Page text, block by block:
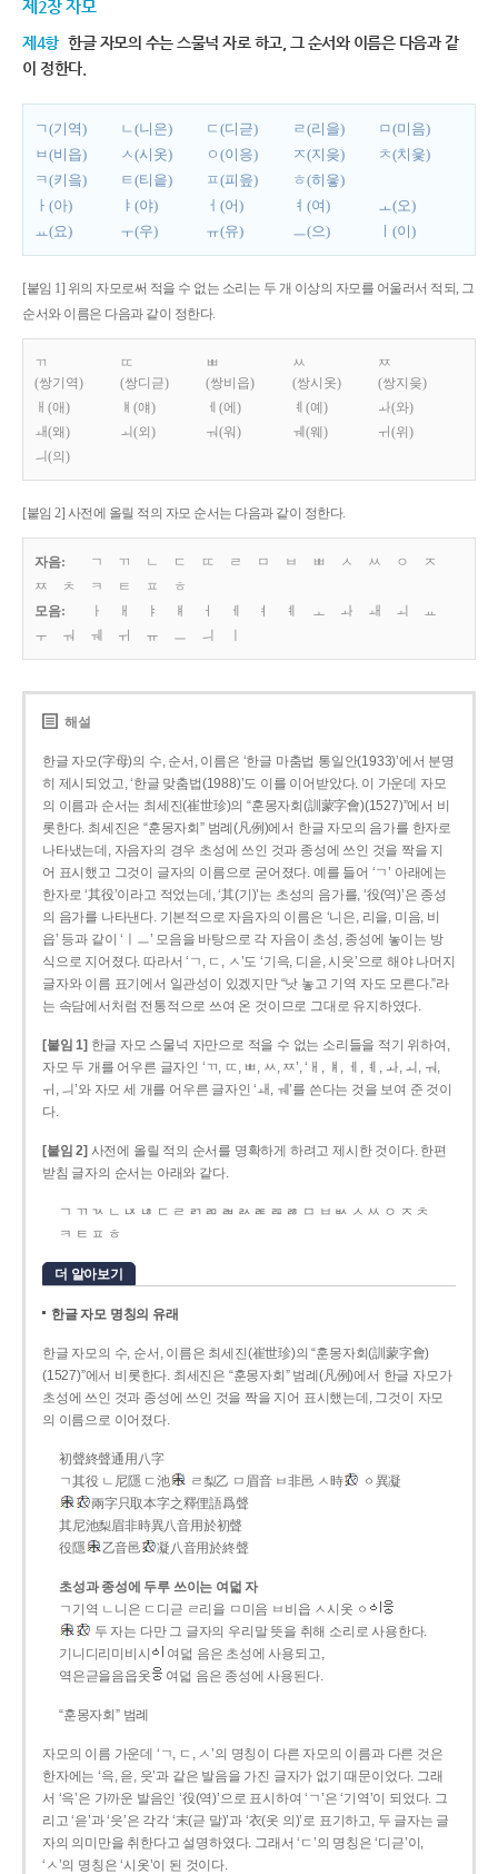
제2장 자모
제4항 한글 자모의 수는 스물넉 자로 하고, 그 순서와 이름은 다음과 같
이 정한다.
ㄱ(기역) ㄴ(니은) ㄷ(디귿) ㄹ(리을)
ㅁ(미음)
ㅂ(비읍)
ㅅ(시옷) ㅇ(이응) ㅈ(지읒)
ㅊ(치읓)
ㅋ(키읔)
ㅌ(티읕) ㅍ(피읖)
ㅎ(히읗)
ㅏ(아)
ㅑ(야) ㅓ(어) ㅕ(여)
ㅗ(오)
ㅛ(요)
ㅜ(우) ㅠ(유) ㅡ(으) ㅣ(이)
[붙임 1] 위의 자모로써 적을 수 없는 소리는 두 개 이상의 자모를 어울러서 적되, 그
순서와 이름은 다음과 같이 정한다.
ㄲ
(쌍기역)
ㄸ
(쌍디귿)
ㅃ
(쌍비읍)
ㅆ
(쌍시옷)
ㅉ
(쌍지읒)
ㅐ(애)
ㅒ(얘) ㅔ(에) ㅖ(예)
ㅘ(와)
ㅙ(왜)
ㅚ(외) ㅝ(워) ㅞ(웨)
ㅟ(위)
ㅢ(의)
[붙임 2] 사전에 올릴 적의 자모 순서는 다음과 같이 정한다.
자음: ㄱ ㄲ ㄴ ㄷ ㄸ ㄹ ㅁ ㅂ ㅃ ㅅ ㅆ ㅇ
ㅈ
ㅉ
ㅊ ㅋ ㅌ ㅍ
ㅎ
모음:
ㅏ ㅐ ㅑ ㅒ ㅓ ㅔ ㅕ ㅖ ㅗ ㅘ ㅙ ㅚ
ㅛ
ㅜ
ㅝ ㅞ ㅟ ㅠ ㅡ ㅢ
해설
한글 자모(字母)의 수, 순서, 이름은 ‘한글 마춤법 통일안(1933)’에서 분명
히 제시되었고, ‘한글 맞춤법(1988)’도 이를 이어받았다. 이 가운데 자모
의 이름과 순서는 최세진(崔世珍)의 “훈몽자회(訓蒙字會)(1527)”에서 비
롯한다. 최세진은 “훈몽자회” 범례(凡例)에서 한글 자모의 음가를 한자로
나타냈는데, 자음자의 경우 초성에 쓰인 것과 종성에 쓰인 것을 짝을 지
어 표시했고 그것이 글자의 이름으로 굳어졌다. 예를 들어 ‘ㄱ’ 아래에는
한자로 ‘其役’이라고 적었는데, ‘其(기)’는 초성의 음가를, ‘役(역)’은 종성
의 음가를 나타낸다. 기본적으로 자음자의 이름은 ‘니은, 리을, 미음, 비
읍’ 등과 같이 ‘ㅣㅡ’ 모음을 바탕으로 각 자음이 초성, 종성에 놓이는 방
식으로 지어졌다. 따라서 ‘ㄱ, ㄷ, ㅅ’도 ‘기윽, 디읃, 시읏’으로 해야 나머지
글자와 이름 표기에서 일관성이 있겠지만 “낫 놓고 기역 자도 모른다.”라
는 속담에서처럼 전통적으로 쓰여 온 것이므로 그대로 유지하였다.
[붙임 1] 한글 자모 스물넉 자만으로 적을 수 없는 소리들을 적기 위하여,
자모 두 개를 어우른 글자인 ‘ㄲ, ㄸ, ㅃ, ㅆ, ㅉ’, ‘ㅐ, ㅒ, ㅔ, ㅖ, ㅘ, ㅚ, ㅝ,
ㅟ, ㅢ’와 자모 세 개를 어우른 글자인 ‘ㅙ, ㅞ’를 쓴다는 것을 보여 준 것이
다.
[붙임 2] 사전에 올릴 적의 순서를 명확하게 하려고 제시한 것이다. 한편
받침 글자의 순서는 아래와 같다.
ㄱ ㄲ ㄳ ㄴ ㄵ ㄶ ㄷ ㄹ ㄺ ㄻ ㄼ ㄽ ㄾ ㄿ ㅀ ㅁ ㅂ ㅄ ㅅ ㅆ ㅇ ㅈ ㅊ
ㅋ ㅌ ㅍ ㅎ
더 알아보기
한글 자모 명칭의 유래
한글 자모의 수, 순서, 이름은 최세진(崔世珍)의 “훈몽자회(訓蒙字會)
(1527)”에서 비롯한다. 최세진은 “훈몽자회” 범례(凡例)에서 한글 자모가
초성에 쓰인 것과 종성에 쓰인 것을 짝을 지어 표시했는데, 그것이 자모
의 이름으로 이어졌다.
初聲終聲通用八字
ㄱ其役 ㄴ尼隱 ㄷ池
ㄹ梨乙 ㅁ眉音 ㅂ非邑 ㅅ時
ㆁ異凝
兩字只取本字之釋俚語爲聲
其尼池梨眉非時異八音用於初聲
役隱
乙音邑 凝八音用於終聲
초성과 종성에 두루 쓰이는 여덟 자
ㄱ기역 ㄴ니은 ㄷ디귿 ㄹ리을 ㅁ미음 ㅂ비읍 ㅅ시옷 ㆁ
두 자는 다만 그 글자의 우리말 뜻을 취해 소리로 사용한다.
기니디리미비시
여덟 음은 초성에 사용되고,
역은귿을음읍옷
여덟 음은 종성에 사용된다.
“훈몽자회” 범례
자모의 이름 가운데 ‘ㄱ, ㄷ, ㅅ’의 명칭이 다른 자모의 이름과 다른 것은
한자에는 ‘윽, 읃, 읏’과 같은 발음을 가진 글자가 없기 때문이었다. 그래
서 ‘윽’은 가까운 발음인 ‘役(역)’으로 표시하여 ‘ㄱ’은 ‘기역’이 되었다. 그
리고 ‘읃’과 ‘읏’은 각각 ‘末(귿 말)’과 ‘衣(옷 의)’로 표기하고, 두 글자는 글
자의 의미만을 취한다고 설명하였다. 그래서 ‘ㄷ’의 명칭은 ‘디귿’이,
‘ㅅ’의 명칭은 ‘시옷’이 된 것이다.